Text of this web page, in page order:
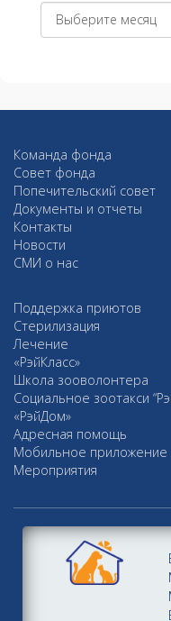
Архивы
новостей
Команда фонда
Совет фонда
Попечительский совет
Документы и отчеты
Контакты
Новости
СМИ о нас
Поддержка приютов
Стерилизация
Лечение
«РэйКласс»
Школа зооволонтера
Социальное зоотакси
«РэйДом»
Адресная помощь
Мобильное приложение
Мероприятия